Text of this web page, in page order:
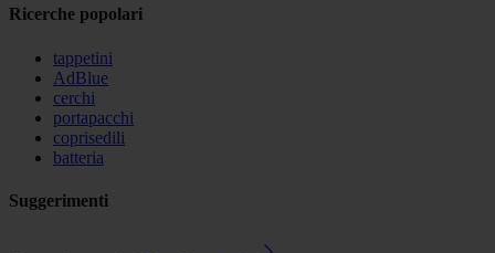
Ricerche popolari
tappetini
AdBlue
cerchi
portapacchi
coprisedili
batteria
Suggerimenti